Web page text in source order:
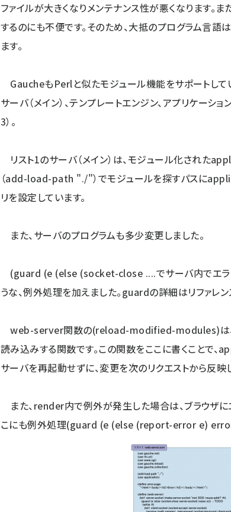
ファイルが大きくなりメンテナンス性が悪くなります。
するのにも不便です。そのため、大抵のプログラム言語
ます。
GaucheもPerlと似たモジュール機能をサポートして
サーバ（メイン）、テンプレートエンジン、アプリケーシ
3）。
リスト1のサーバ（メイン）は、モジュール化された
（add-load-path "./"）でモジュールを探すパスに
リを設定しています。
また、サーバのプログラムも多少変更しました。
(guard (e (else (socket-close ....でサーバ内でエ
うな、例外処理を加えました。guardの詳細はリファレン
web-server関数の(reload-modified-modules)は
読み込みする関数です。この関数をここに書くことで
サーバを再起動せずに、変更を次のリクエストから反映
また、render内で例外が発生した場合は、ブラウザに
こにも例外処理(guard (e (else (report-error e)